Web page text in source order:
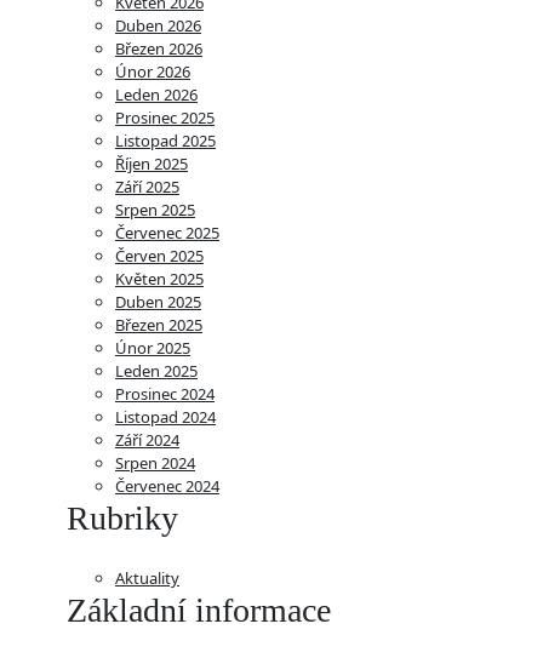
Duben 2026
Březen 2026
Únor 2026
Leden 2026
Prosinec 2025
Listopad 2025
Říjen 2025
Září 2025
Srpen 2025
Červenec 2025
Červen 2025
Květen 2025
Duben 2025
Březen 2025
Únor 2025
Leden 2025
Prosinec 2024
Listopad 2024
Září 2024
Srpen 2024
Červenec 2024
Rubriky
Aktuality
Základní informace